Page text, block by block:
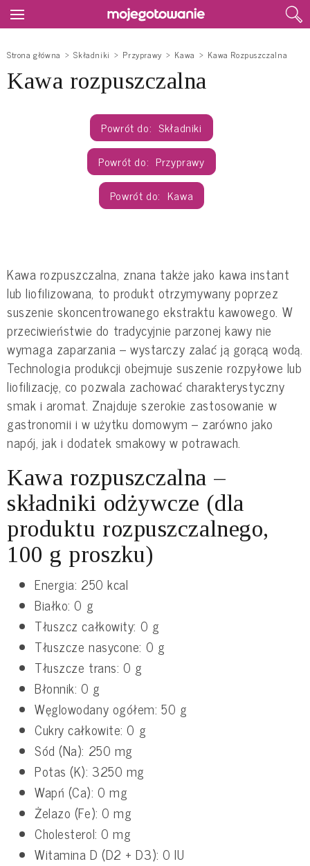
Strona główna Składniki Przyprawy Kawa Kawa Rozpuszczalna
Kawa rozpuszczalna
Składniki
Przyprawy
Kawa
Kawa rozpuszczalna, znana także jako kawa instant
lub liofilizowana, to produkt otrzymywany poprzez
suszenie skoncentrowanego ekstraktu kawowego. W
przeciwieństwie do tradycyjnie parzonej kawy nie
wymaga zaparzania – wystarczy zalać ją gorącą wodą.
Technologia produkcji obejmuje suszenie rozpyłowe lub
liofilizację, co pozwala zachować charakterystyczny
smak i aromat. Znajduje szerokie zastosowanie w
gastronomii i w użytku domowym – zarówno jako
napój, jak i dodatek smakowy w potrawach.
Kawa rozpuszczalna –
składniki odżywcze (dla
produktu rozpuszczalnego,
100 g proszku)
Energia: 250 kcal
Białko: 0 g
Tłuszcz całkowity: 0 g
Tłuszcze nasycone: 0 g
Tłuszcze trans: 0 g
Błonnik: 0 g
Węglowodany ogółem: 50 g
Cukry całkowite: 0 g
Sód (Na): 250 mg
Potas (K): 3250 mg
Wapń (Ca): 0 mg
Żelazo (Fe): 0 mg
Cholesterol: 0 mg
Witamina D (D2 + D3): 0 IU